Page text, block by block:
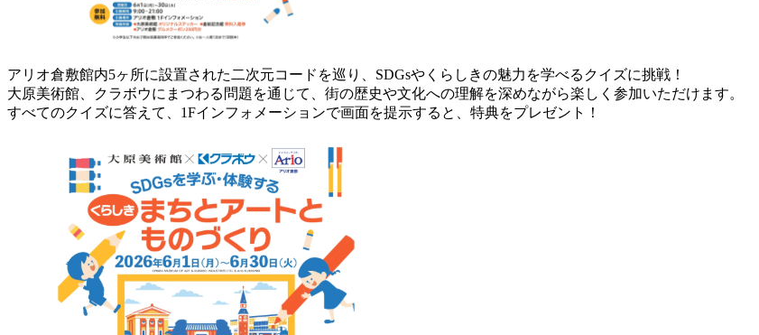
アリオ倉敷館内5ヶ所に設置された二次元コードを巡り、SDGsやくらしきの魅力を学べるクイズに挑戦！
大原美術館、クラボウにまつわる問題を通じて、街の歴史や文化への理解を深めながら楽しく参加いただけます。
すべてのクイズに答えて、1Fインフォメーションで画面を提示すると、特典をプレゼント！